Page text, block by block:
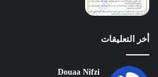
أخر التعليقات
Douaa Nifzi